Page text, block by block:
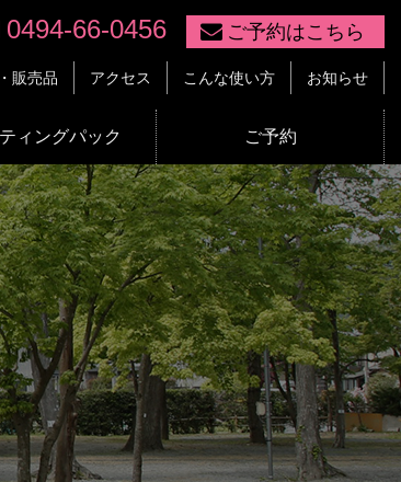
0494-66-0456 ご予約はこちら
販売品 アクセス こんな使い方 お知らせ
ィングパック ご予約